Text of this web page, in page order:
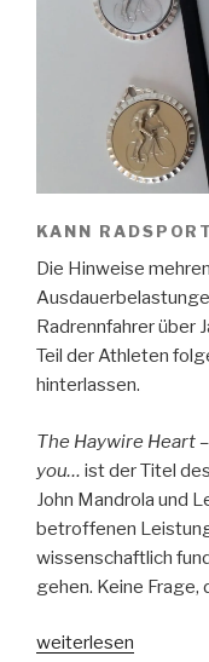
KANN
Die Hinweise
Radrennfahrer über
Teil der Athleten
hinterlassen.
The Haywire Heart
you… ist der Titel
John Mandrola und
betroffenen
wissenschaftlich
gehen. Keine Frage,
„Wenn
weiterlesen